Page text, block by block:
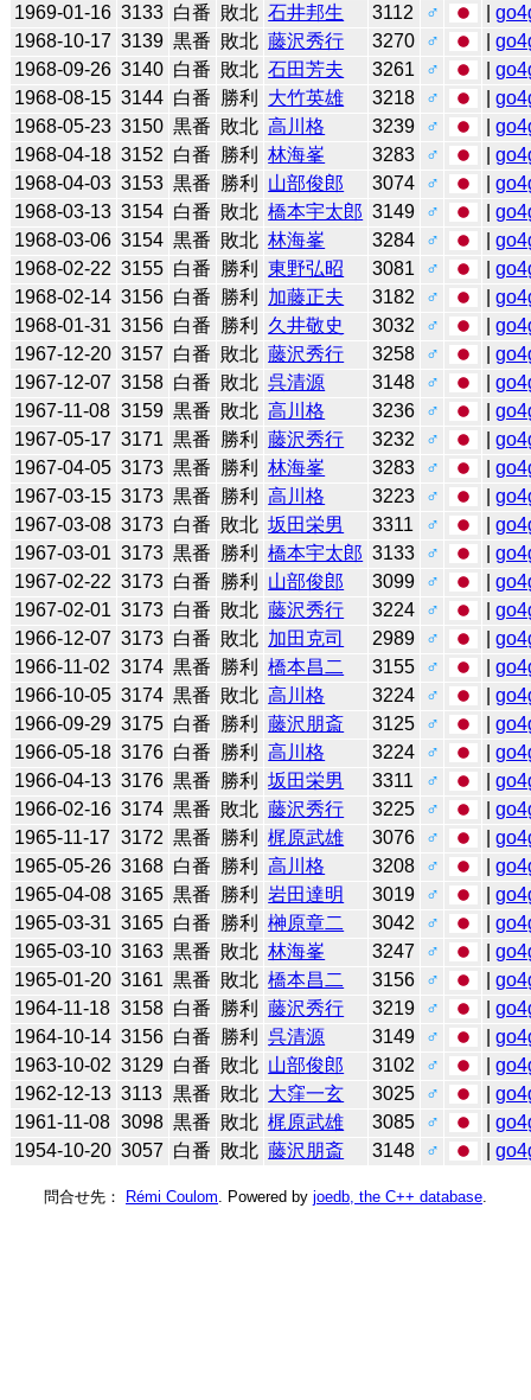
1969-01-16 3133 白番 敗北 石井邦生 3112 ♂ |
1968-10-17 3139 黒番 敗北 藤沢秀行 3270 ♂ |
1968-09-26 3140 白番 敗北 石田芳夫 3261 ♂ |
1968-08-15 3144 白番 勝利 大竹英雄 3218 ♂ |
1968-05-23 3150 黒番 敗北 高川格 3239 ♂ |
1968-04-18 3152 白番 勝利 林海峯 3283 ♂ |
1968-04-03 3153 黒番 勝利 山部俊郎 3074 ♂ |
1968-03-13 3154 白番 敗北 橋本宇太郎 3149 ♂ |
1968-03-06 3154 黒番 敗北 林海峯 3284 ♂ |
1968-02-22 3155 白番 勝利 東野弘昭 3081 ♂ |
1968-02-14 3156 白番 勝利 加藤正夫 3182 ♂ |
1968-01-31 3156 白番 勝利 久井敬史 3032 ♂ |
1967-12-20 3157 白番 敗北 藤沢秀行 3258 ♂ |
1967-12-07 3158 白番 敗北 呉清源 3148 ♂ |
1967-11-08 3159 黒番 敗北 高川格 3236 ♂ |
1967-05-17 3171 黒番 勝利 藤沢秀行 3232 ♂ |
1967-04-05 3173 黒番 勝利 林海峯 3283 ♂ |
1967-03-15 3173 黒番 勝利 高川格 3223 ♂ |
1967-03-08 3173 白番 敗北 坂田栄男 3311 ♂ |
1967-03-01 3173 黒番 勝利 橋本宇太郎 3133 ♂ |
1967-02-22 3173 白番 勝利 山部俊郎 3099 ♂ |
1967-02-01 3173 白番 敗北 藤沢秀行 3224 ♂ |
1966-12-07 3173 白番 敗北 加田克司 2989 ♂ |
1966-11-02 3174 黒番 勝利 橋本昌二 3155 ♂ |
1966-10-05 3174 黒番 敗北 高川格 3224 ♂ |
1966-09-29 3175 白番 勝利 藤沢朋斎 3125 ♂ |
1966-05-18 3176 白番 勝利 高川格 3224 ♂ |
1966-04-13 3176 黒番 勝利 坂田栄男 3311 ♂ |
1966-02-16 3174 黒番 敗北 藤沢秀行 3225 ♂ |
1965-11-17 3172 黒番 勝利 梶原武雄 3076 ♂ |
1965-05-26 3168 白番 勝利 高川格 3208 ♂ |
1965-04-08 3165 黒番 勝利 岩田達明 3019 ♂ |
1965-03-31 3165 白番 勝利 榊原章二 3042 ♂ |
1965-03-10 3163 黒番 敗北 林海峯 3247 ♂ |
1965-01-20 3161 黒番 敗北 橋本昌二 3156 ♂ |
1964-11-18 3158 白番 勝利 藤沢秀行 3219 ♂ |
1964-10-14 3156 白番 勝利 呉清源 3149 ♂ |
1963-10-02 3129 白番 敗北 山部俊郎 3102 ♂ |
1962-12-13 3113 黒番 敗北 大窪一玄 3025 ♂ |
1961-11-08 3098 黒番 敗北 梶原武雄 3085 ♂ |
1954-10-20 3057 白番 敗北 藤沢朋斎 3148 ♂ |
問合せ先： Rémi Coulom . Powered by joedb, the C++ database